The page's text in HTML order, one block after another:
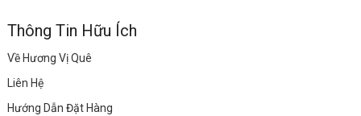
Thông Tin Hữu Ích
Về Hương Vị Quê
Liên Hệ
Hướng Dẫn Đặt Hàng